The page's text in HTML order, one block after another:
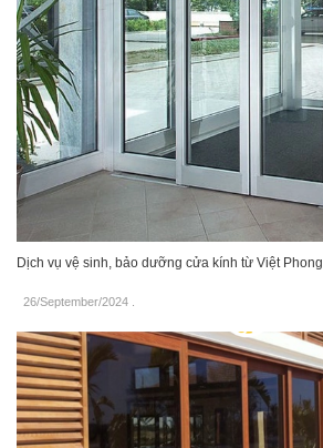
Dịch vụ vệ sinh, bảo dưỡng cửa kính từ Việt Phong
26/September/2024 .